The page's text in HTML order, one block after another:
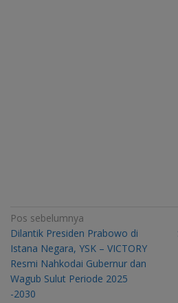
Navigasi
pos
Pos sebelumnya
Dilantik Presiden Prabowo di
Istana Negara, YSK – VICTORY
Resmi Nahkodai Gubernur dan
Wagub Sulut Periode 2025
-2030